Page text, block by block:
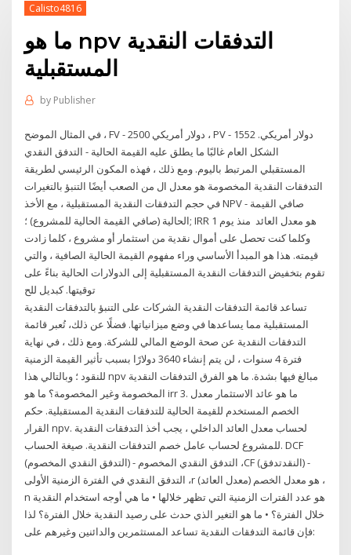
Calisto4816
ما هو npv التدفقات النقدية
المستقبلية
by Publisher
في المثال الموضح ، FV - 2500 دولار أمريكي ، PV - 1552 دولار أمريكي.
الشكل العام غالبًا ما يطلق عليه القيمة الحالية - التدفق النقدي
المستقبلي المرتبط باليوم. ومع ذلك ، فهذه المكون الرئيسي لطريقة
التدفقات النقدية المخصومة هو معدل ال من الصعب أيضًا التنبؤ بالتغيرات
في حجم التدفقات النقدية المستقبلية ، مع الأخذ NPV - صافي القيمة
الحالية (صافي القيمة الحالية للمشروع) ؛; IRR هو معدل العائد منذ يوم 1
وكلما كنت تحصل على أموال نقدية من استثمار أو مشروع ، كلما زادت
قيمته. هذا هو المبدأ الأساسي وراء مفهوم القيمة الحالية الصافية ، والتي
تقوم بتخفيض التدفقات النقدية المستقبلية إلى الدولارات الحالية بناءً على
توقيتها. كبديل للح
تساعد قائمة التدفقات النقدية الشركات على التنبؤ بالتدفقات النقدية
المستقبلية مما يساعدها في وضع ميزانياتها. فضلًا عن ذلك، تُعبر قائمة
التدفقات النقدية عن صحة الوضع المالي للشركة. ومع ذلك ، في نهاية
فترة 4 سنوات ، لن يتم إنشاء 3640 دولارًا بسبب تأثير القيمة الزمنية
للنقود ؛ وبالتالي هذا npv مبالغ فيها بشدة. ما هو الفرق التدفقات النقدية
المخصومة وغير المخصومة؟ ما هو irr 3. ما هو عائد الاستثمار معدل
الخصم المستخدم للقيمة الحالية للتدفقات النقدية المستقبلية. حكم
القرار npv. لحساب معدل العائد الداخلي ، يجب أخذ التدفقات النقدية
للمشروع لحساب عامل خصم التدفقات النقدية. صيغة الحساب. DCF
(التدفق النقدي المخصوم) - التدفق النقدي المخصوم ،CF (النقدتدفق) -
التدفق النقدي في الفترة الزمنية الأولى ،r هو معدل الخصم (معدل العائد) ،
n هو عدد الفترات الزمنية التي تظهر خلالها • ما هي أوجه استخدام النقدية
خلال الفترة؟ • ما هو التغير الذي حدث على رصيد النقدية خلال الفترة؟ لذا
فإن قائمة التدفقات النقدية تساعد المستثمرين والدائنين وغيرهم على: